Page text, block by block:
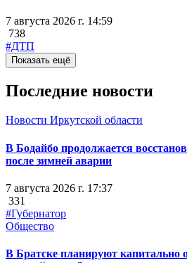
7 августа 2026 г. 14:59
738
#ДТП
Показать ещё
Последние новости
Новости Иркутской области
В Бодайбо продолжается
после зимней аварии
7 августа 2026 г. 17:37
331
#Губернатор
Общество
В Братске планируют капитально